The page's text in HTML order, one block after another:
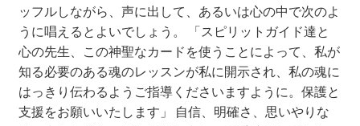
ッフルしながら、声に出して、あるいは心の中で次のよ
うに唱えるとよいでしょう。 「スピリットガイド達と
心の先生、この神聖なカードを使うことによって、私が
知る必要のある魂のレッスンが私に開示され、私の魂に
はっきり伝わるようご指導くださいますように。保護と
支援をお願いいたします」 自信、明確さ、思いやりな